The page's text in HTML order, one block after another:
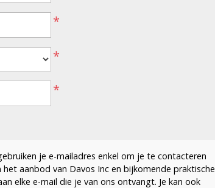
*
*
*
je e-mailadres enkel om je te contacteren
aanbod van Davos Inc en bijkomende praktische
elke e-mail die je van ons ontvangt. Je kan ook